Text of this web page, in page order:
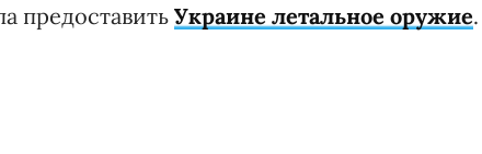
предоставить Украине летальное оружие.